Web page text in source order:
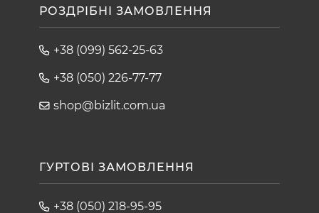
РОЗДРІБНІ ЗАМОВЛЕННЯ
+38 (099) 562-25-63
+38 (050) 226-77-77
shop@bizlit.com.ua
ГУРТОВІ ЗАМОВЛЕННЯ
+38 (050) 218-95-95